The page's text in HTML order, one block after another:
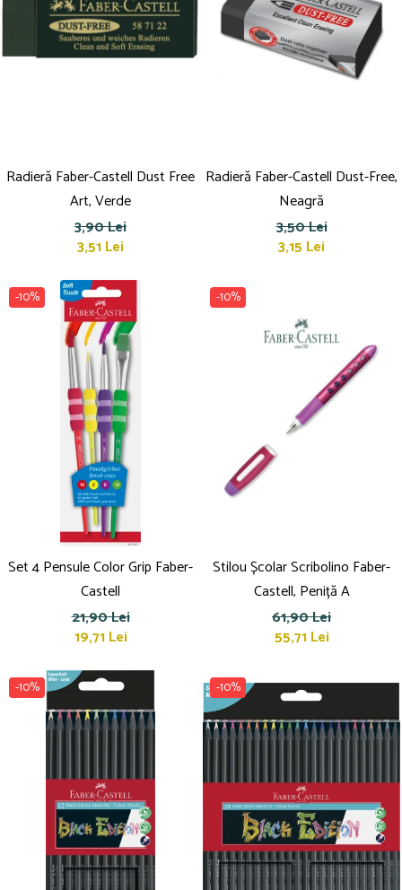
Radieră Faber-Castell Dust Free
Art, Verde
3,90 Lei
3,51 Lei
Radieră Faber-Castell Dust-Free,
Neagră
3,50 Lei
3,15 Lei
-10%
Set 4 Pensule Color Grip Faber-
Castell
21,90 Lei
19,71 Lei
-10%
Stilou Școlar Scribolino Faber-
Castell, Peniță A
61,90 Lei
55,71 Lei
-10% -10%